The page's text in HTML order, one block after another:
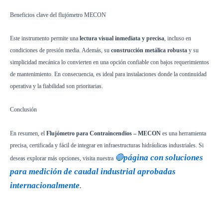
Beneficios clave del flujómetro MECON
Este instrumento permite una lectura visual inmediata y precisa, incluso en
condiciones de presión media. Además, su construcción metálica robusta y su
simplicidad mecánica lo convierten en una opción confiable con bajos requerimientos
de mantenimiento. En consecuencia, es ideal para instalaciones donde la continuidad
operativa y la fiabilidad son prioritarias.
Conclusión
En resumen, el Flujómetro para Contraincendios – MECON es una herramienta
precisa, certificada y fácil de integrar en infraestructuras hidráulicas industriales. Si
deseas explorar más opciones, visita nuestra 🔵página con soluciones
para medición de caudal industrial aprobadas
internacionalmente.